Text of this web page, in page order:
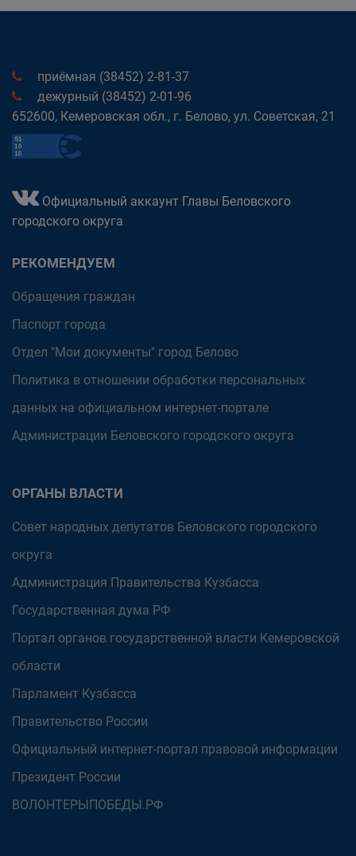
приёмная (38452) 2-81-37
дежурный (38452) 2-01-96
652600, Кемеровская обл., г. Белово, ул. Советская, 21
Официальный аккаунт Главы Беловского
городского округа
РЕКОМЕНДУЕМ
Обращения граждан
Паспорт города
Отдел "Мои документы" город Белово
Политика в отношении обработки персональных
данных на официальном интернет-портале
Администрации Беловского городского округа
ОРГАНЫ ВЛАСТИ
Совет народных депутатов Беловского городского
округа
Администрация Правительства Кузбасса
Государственная дума РФ
Портал органов государственной власти Кемеровской
области
Парламент Кузбасса
Правительство России
Официальный интернет-портал правовой информации
Президент России
ВОЛОНТЕРЫПОБЕДЫ.РФ